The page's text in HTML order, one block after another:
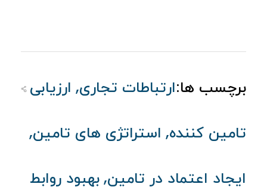
برچسب ها:ارتباطات تجاری, ارزیابی
تامین کننده, استراتژی های تامین,
ایجاد اعتماد در تامین, بهبود روابط